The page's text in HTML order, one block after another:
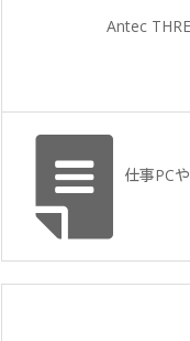
Antec
仕事PC